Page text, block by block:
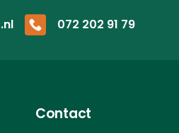
072 202 91 79
Contact